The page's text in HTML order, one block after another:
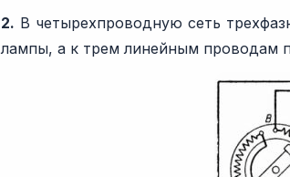
2. В четырехпроводную сеть
лампы, а к трем линейным проводам